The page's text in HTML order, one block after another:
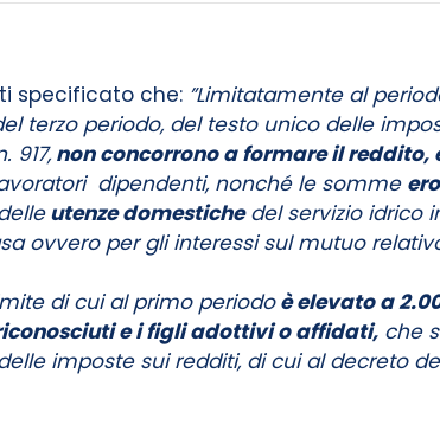
specificato che: ”Limitatamente al
terzo periodo, del testo unico delle
917, non concorrono a formare il reddito,
dipendenti, nonché le somme
utenze domestichedel servizio idrico
ovvero per gli interessi sul mutuo
di cui al primo periodoè elevato a
e i figli adottivi o affidati, che
imposte sui redditi, di cui al decreto